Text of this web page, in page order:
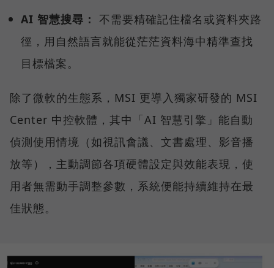
AI 智慧搜尋： 不需要精確記住檔名或資料夾路
徑，用自然語言就能從茫茫資料海中精準查找
目標檔案。
除了微軟的生態系，MSI 更導入獨家研發的 MSI
Center 中控軟體，其中「AI 智慧引擎」能自動
偵測使用情境（如視訊會議、文書處理、影音播
放等），主動調節各項硬體設定與效能表現，使
用者無需動手調整參數，系統便能持續維持在最
佳狀態。